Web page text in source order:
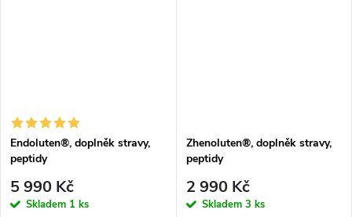
Endoluten®, doplněk stravy,
peptidy
5 990 Kč
Skladem 1 ks
Zhenoluten®, doplněk stravy,
peptidy
2 990 Kč
Skladem 3 ks